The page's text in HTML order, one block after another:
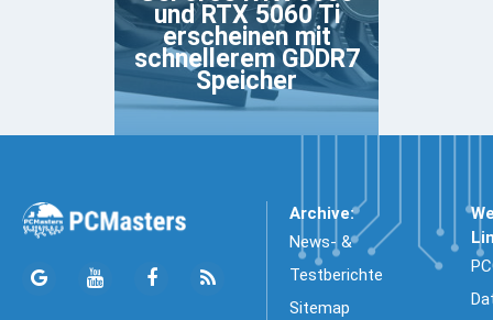
und RTX 5060 Ti
erscheinen mit
schnellerem GDDR7
Speicher
Archive:
News- &
Testberichte
Sitemap